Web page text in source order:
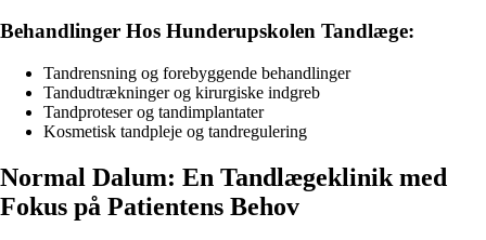
Behandlinger Hos Hunderupskolen Tandlæge:
Tandrensning og forebyggende behandlinger
Tandudtrækninger og kirurgiske indgreb
Tandproteser og tandimplantater
Kosmetisk tandpleje og tandregulering
Normal Dalum: En Tandlægeklinik med
Fokus på Patientens Behov